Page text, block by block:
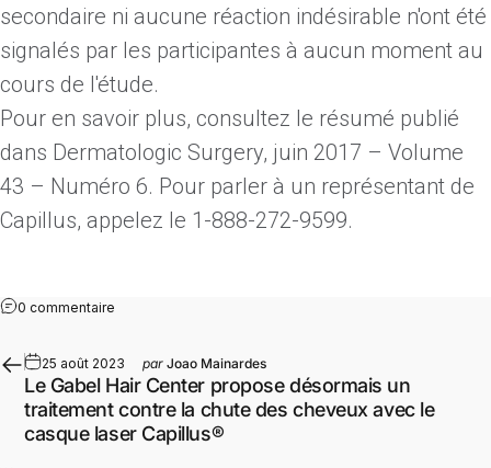
secondaire ni aucune réaction indésirable n'ont été
signalés par les participantes à aucun moment au
cours de l'étude.
Pour en savoir plus, consultez le résumé publié
dans Dermatologic Surgery, juin 2017 – Volume
43 – Numéro 6. Pour parler à un représentant de
Capillus, appelez le 1-888-272-9599.
0 commentaire
25 août 2023 par Joao Mainardes
Le Gabel Hair Center propose désormais un
traitement contre la chute des cheveux avec le
casque laser Capillus®